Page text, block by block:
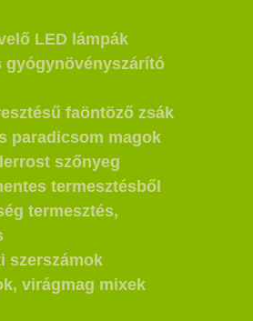
LED lámpák
gyógynövényszárító
faöntöző zsák
paradicsom magok
szőnyeg
termesztésből
termesztés,
szerszámok
virágmag mixek